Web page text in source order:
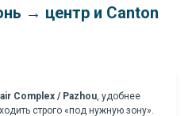
→ центр и Canton
Complex / Pazhou, удобнее
строго «под нужную зону».